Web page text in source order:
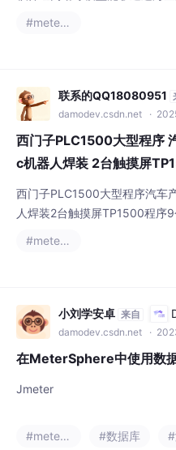
精准分析到虚拟世界的逼真构
持续提升以及应用场景的进一
#metersphere
联系的QQ18080951
damodev.csdn.net ·
西门子PLC1500大型程序
c机器人焊装 2台触摸屏
个智...
西门子PLC1500大型程序汽车
人焊装2台触摸屏TP1500程序9
RFID总线模组通讯和MES系统
全模块程序经典，结构清晰，S
#metersphere
小刘学安卓 来自
damodev.csdn.net ·
在MeterSphere中使用数
Jmeter
#metersphere #数据库